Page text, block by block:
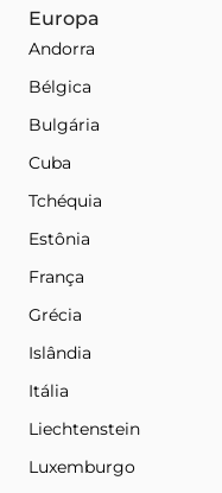
Europa
Andorra
Bélgica
Bulgária
Cuba
Tchéquia
Estônia
França
Grécia
Islândia
Itália
Liechtenstein
Luxemburgo